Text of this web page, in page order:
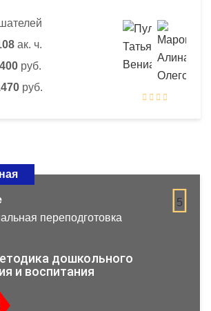
ак. ч.
руб.
руб.
5
переподготовка
дошкольного
и воспитания